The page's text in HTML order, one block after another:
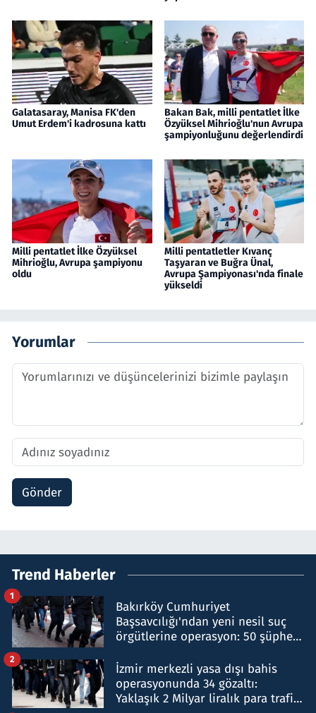
Galatasaray, Manisa FK'den
Umut Erdem'i kadrosuna kattı
Bakan Bak, milli pentatlet İlke
Özyüksel Mihrioğlu'nun Avrupa
şampiyonluğunu değerlendirdi
Milli pentatlet İlke Özyüksel
Mihrioğlu, Avrupa şampiyonu
oldu
Milli pentatletler Kıvanç
Taşyaran ve Buğra Ünal,
Avrupa Şampiyonası'nda finale
yükseldi
Yorumlar
Gönder
Trend Haberler
Bakırköy Cumhuriyet
Başsavcılığı'ndan yeni nesil suç
örgütlerine operasyon: 50 şüpheli
1
İzmir merkezli yasa dışı bahis
operasyonunda 34 gözaltı:
Yaklaşık 2 Milyar liralık para trafiği
2